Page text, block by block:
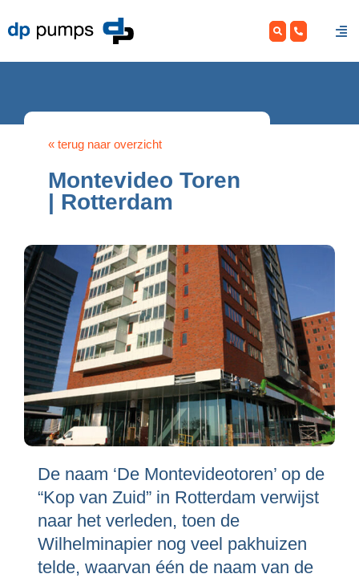
to
content
« terug naar overzicht
Montevideo Toren
| Rotterdam
De naam ‘De Montevideotoren’ op de
“Kop van Zuid” in Rotterdam verwijst
naar het verleden, toen de
Wilhelminapier nog veel pakhuizen
telde, waarvan één de naam van de